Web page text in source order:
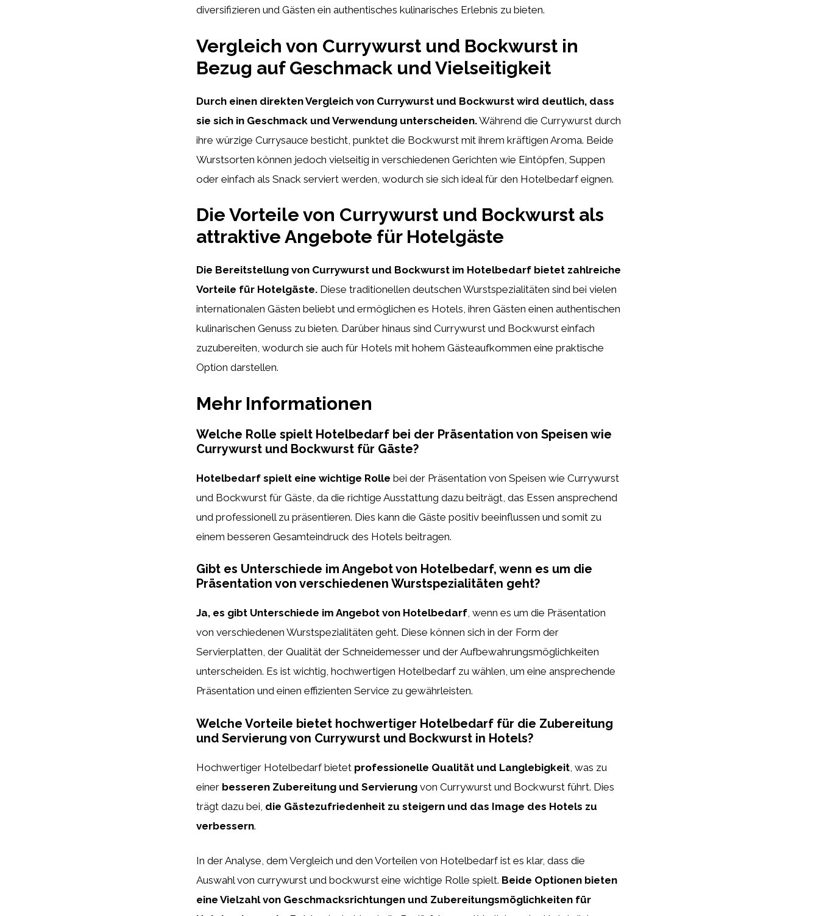
diversifizieren und Gästen ein authentisches kulinarisches Erlebnis zu bieten.
Vergleich von Currywurst und Bockwurst in
Bezug auf Geschmack und Vielseitigkeit
Durch einen direkten Vergleich von Currywurst und Bockwurst wird deutlich, dass
sie sich in Geschmack und Verwendung unterscheiden.Während die Currywurst durch
ihre würzige Currysauce besticht, punktet die Bockwurst mit ihrem kräftigen Aroma. Beide
Wurstsorten können jedoch vielseitig in verschiedenen Gerichten wie Eintöpfen, Suppen
oder einfach als Snack serviert werden, wodurch sie sich ideal für den Hotelbedarf eignen.
Die Vorteile von Currywurst und Bockwurst als
attraktive Angebote für Hotelgäste
Die Bereitstellung von Currywurst und Bockwurst im Hotelbedarf bietet zahlreiche
Vorteile für Hotelgäste. Diese traditionellen deutschen Wurstspezialitäten sind bei vielen
internationalen Gästen beliebt und ermöglichen es Hotels, ihren Gästen einen authentischen
kulinarischen Genuss zu bieten. Darüber hinaus sind Currywurst und Bockwurst einfach
zuzubereiten, wodurch sie auch für Hotels mit hohem Gästeaufkommen eine praktische
Option darstellen.
Mehr Informationen
Welche Rolle spielt Hotelbedarf bei der Präsentation von Speisen wie
Currywurst und Bockwurst für Gäste?
Hotelbedarf spielt eine wichtige Rolle bei der Präsentation von Speisen wie Currywurst
und Bockwurst für Gäste, da die richtige Ausstattung dazu beiträgt, das Essen ansprechend
und professionell zu präsentieren. Dies kann die Gäste positiv beeinflussen und somit zu
einem besseren Gesamteindruck des Hotels beitragen.
Gibt es Unterschiede im Angebot von Hotelbedarf, wenn es um die
Präsentation von verschiedenen Wurstspezialitäten geht?
Ja, es gibt Unterschiede im Angebot von Hotelbedarf, wenn es um die Präsentation
von verschiedenen Wurstspezialitäten geht. Diese können sich in der Form der
Servierplatten, der Qualität der Schneidemesser und der Aufbewahrungsmöglichkeiten
unterscheiden. Es ist wichtig, hochwertigen Hotelbedarf zu wählen, um eine ansprechende
Präsentation und einen effizienten Service zu gewährleisten.
Welche Vorteile bietet hochwertiger Hotelbedarf für die Zubereitung
und Servierung von Currywurst und Bockwurst in Hotels?
Hochwertiger Hotelbedarf bietet professionelle Qualität und Langlebigkeit , was zu
einer besseren Zubereitung und Servierung von Currywurst und Bockwurst führt. Dies
trägt dazu bei, die Gästezufriedenheit zu steigern und das Image des Hotels zu
verbessern.
In der Analyse, dem Vergleich und den Vorteilen von Hotelbedarf ist es klar, dass die
Auswahl von currywurst und bockwurst eine wichtige Rolle spielt. Beide Optionen bieten
eine Vielzahl von Geschmacksrichtungen und Zubereitungsmöglichkeiten für